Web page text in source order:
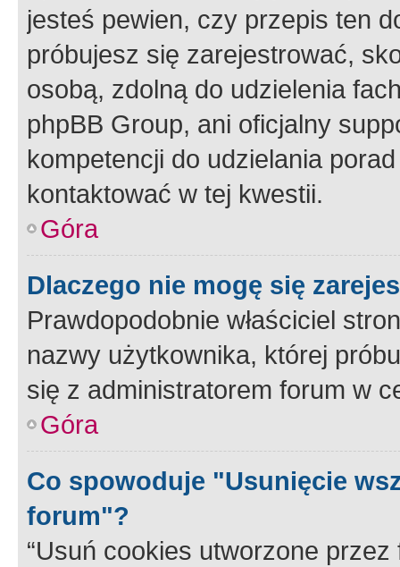
jesteś pewien, czy przepis ten
próbujesz się zarejestrować,
osobą, zdolną do udzielenia
phpBB Group, ani oficjalny
kompetencji do udzielania
kontaktować w tej kwestii.
Góra
Dlaczego nie mogę się
Prawdopodobnie właściciel
nazwy użytkownika, której
się z administratorem forum w
Góra
Co spowoduje "Usunięcie
forum"?
“Usuń cookies utworzone